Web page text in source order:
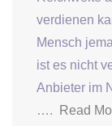
verdienen
Mensch
ist es nicht
Anbieter im
….
Read